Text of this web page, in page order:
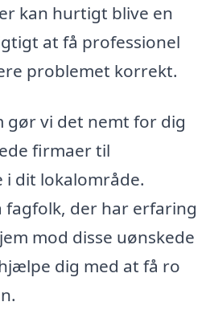
kan hurtigt blive en
at få professionel
problemet korrekt.
gør vi det nemt for dig
firmaer til
dit lokalområde.
der har erfaring
mod disse uønskede
dig med at få ro